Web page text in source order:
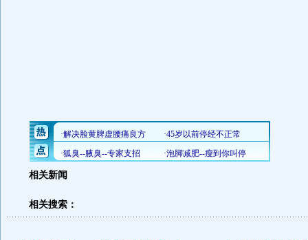
相关新闻
相关搜索：